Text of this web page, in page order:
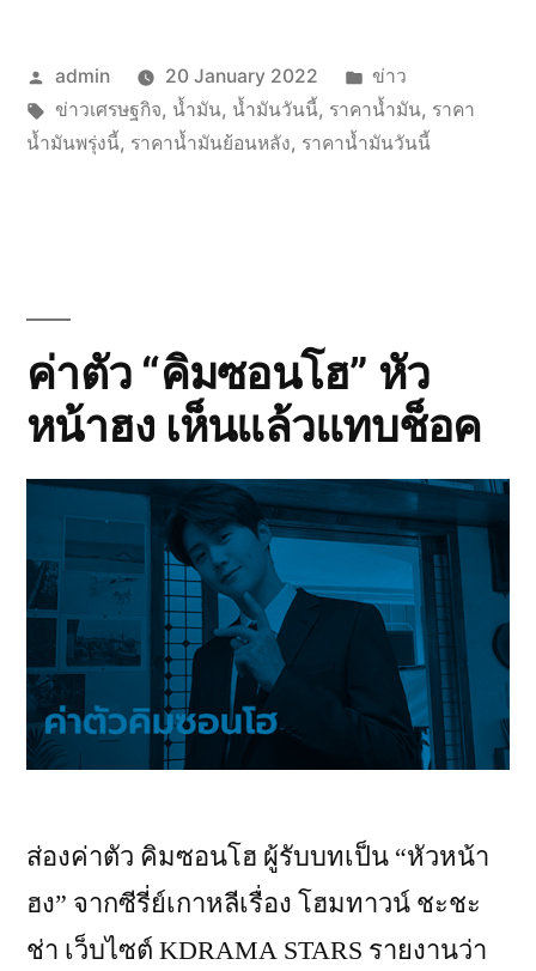
Posted
by
admin 20 January 2022
Posted
in
ข่าว
Tags:
ข่าวเศรษฐกิจ, น้ำมัน, น้ำมันวันนี้, ราคาน้ำมัน, ราคา
น้ำมันพรุ่งนี้, ราคาน้ำมันย้อนหลัง, ราคาน้ำมันวันนี้
ค่าตัว “คิมซอนโฮ” หัว
หน้าฮง เห็นแล้วแทบช็อค
ส่องค่าตัว คิมซอนโฮ ผู้รับบทเป็น “หัวหน้า
ฮง” จากซีรี่ย์เกาหลีเรื่อง โฮมทาวน์ ชะชะ
ช่า เว็บไซต์ KDRAMA STARS รายงานว่า